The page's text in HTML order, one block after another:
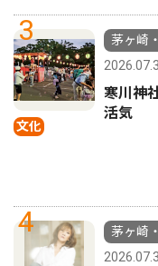
3
文化
茅ヶ崎
寒川神
活気
4
茅ヶ崎